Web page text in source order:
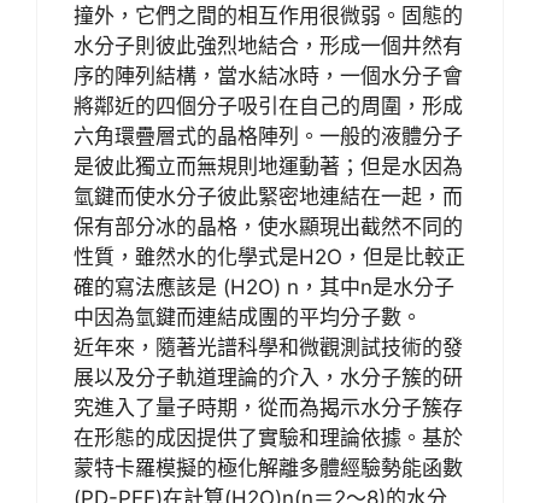
撞外，它們之間的相互作用很微弱。固態的
水分子則彼此強烈地結合，形成一個井然有
序的陣列結構，當水結冰時，一個水分子會
將鄰近的四個分子吸引在自己的周圍，形成
六角環疊層式的晶格陣列。一般的液體分子
是彼此獨立而無規則地運動著；但是水因為
氫鍵而使水分子彼此緊密地連結在一起，而
保有部分冰的晶格，使水顯現出截然不同的
性質，雖然水的化學式是H2O，但是比較正
確的寫法應該是 (H2O) n，其中n是水分子
中因為氫鍵而連結成團的平均分子數。
近年來，隨著光譜科學和微觀測試技術的發
展以及分子軌道理論的介入，水分子簇的研
究進入了量子時期，從而為揭示水分子簇存
在形態的成因提供了實驗和理論依據。基於
蒙特卡羅模擬的極化解離多體經驗勢能函數